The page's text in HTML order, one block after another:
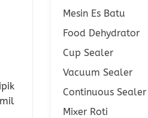
Mesin Es Batu
Food Dehydrator
Cup Sealer
Vacuum Sealer
Continuous Sealer
Mixer Roti